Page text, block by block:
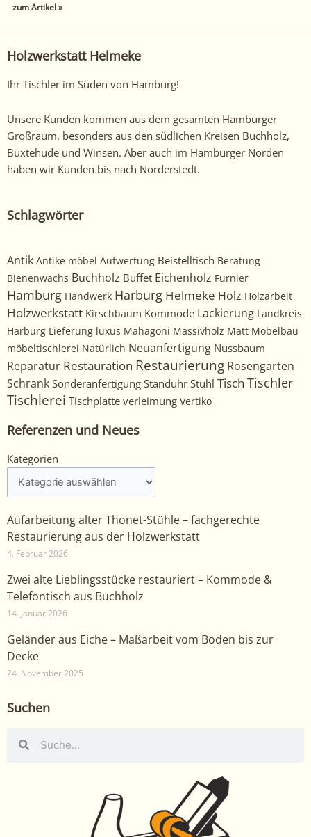
zum Artikel »
Holzwerkstatt Helmeke
Ihr Tischler im Süden von Hamburg!
Unsere Kunden kommen aus dem gesamten Hamburger
Großraum, besonders aus den südlichen Kreisen Buchholz,
Buxtehude und Winsen. Aber auch im Hamburger Norden
haben wir Kunden bis nach Norderstedt.
Schlagwörter
Antik Antike möbel Aufwertung Beistelltisch Beratung
Bienenwachs Buchholz Buffet Eichenholz Furnier
Hamburg Handwerk Harburg Helmeke Holz Holzarbeit
Holzwerkstatt Kirschbaum Kommode Lackierung Landkreis
Harburg Lieferung luxus Mahagoni Massivholz Matt Möbelbau
möbeltischlerei Natürlich Neuanfertigung Nussbaum
Reparatur Restauration Restaurierung Rosengarten
Schrank Sonderanfertigung Standuhr Stuhl Tisch Tischler
Tischlerei Tischplatte verleimung Vertiko
Referenzen und Neues
Kategorien
Kategorien
Aufarbeitung alter Thonet-Stühle – fachgerechte
Restaurierung aus der Holzwerkstatt
4. Februar 2026
Zwei alte Lieblingsstücke restauriert – Kommode &
Telefontisch aus Buchholz
14. Januar 2026
Geländer aus Eiche – Maßarbeit vom Boden bis zur
Decke
24. November 2025
Suchen